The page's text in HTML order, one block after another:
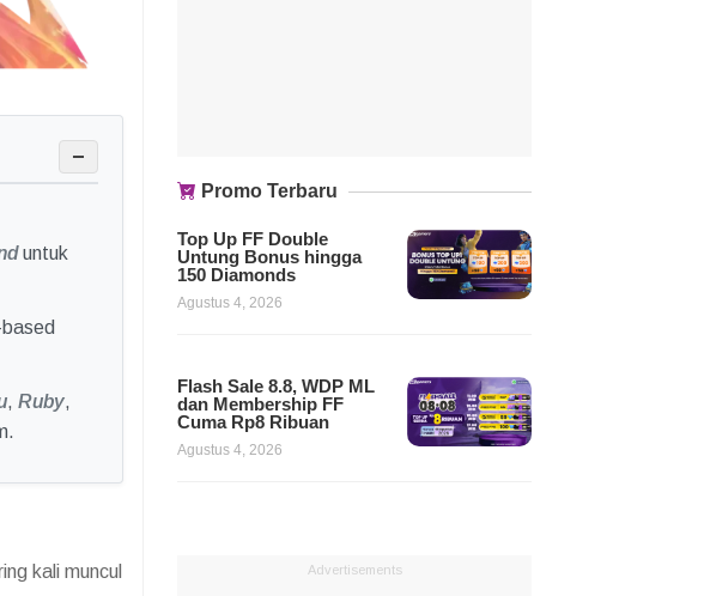
−
untuk
, Ruby,
kali muncul
Promo Terbaru
Top Up FF Double
Untung Bonus hingga
150 Diamonds
Agustus 4, 2026
Flash Sale 8.8, WDP ML
dan Membership FF
Cuma Rp8 Ribuan
Agustus 4, 2026
Advertisements